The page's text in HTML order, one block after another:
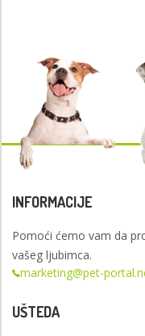
INFORMACIJE
Pomoći ćemo vam da
vašeg ljubimca.
marketing@pet-
UŠTEDA